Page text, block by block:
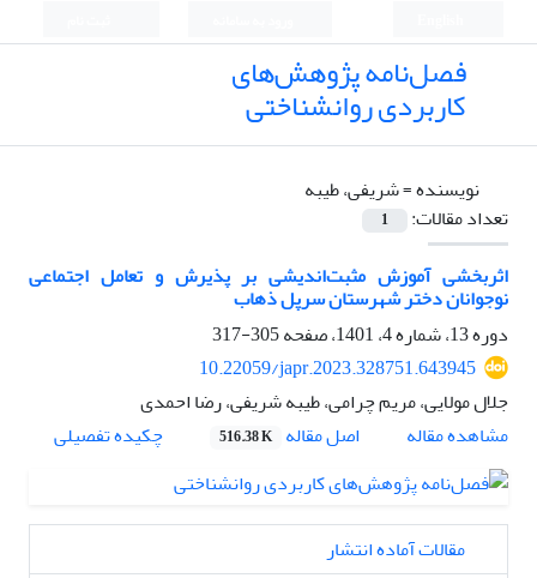
فصل‌نامه پژوهش‌های
کاربردی روانشناختی
نویسنده =شریفی، طیبه
تعداد مقالات:
1
اثربخشی آموزش مثبت‌اندیشی بر پذیرش و تعامل اجتماعی
نوجوانان دختر شهرستان سرپل ذهاب
دوره 13، شماره 4، 1401، صفحه
305-317
10.22059/japr.2023.328751.643945
جلال مولایی، مریم چرامی، طیبه شریفی، رضا احمدی
مشاهده مقاله
اصل مقاله 516.38 K چکیده تفصیلی
مقالات آماده انتشار